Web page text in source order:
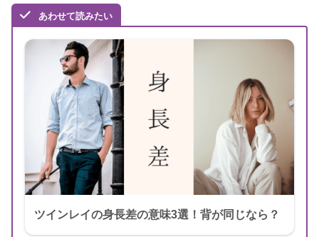
あわせて読みたい
ツインレイの身長差の意味3選！背が同じなら？